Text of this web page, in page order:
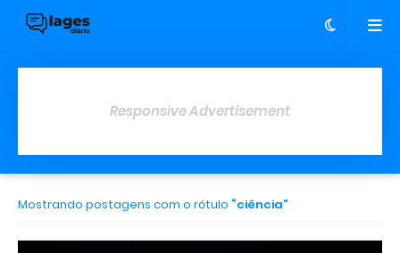
Responsive Advertisement
Mostrando postagens com o rótulo ciência